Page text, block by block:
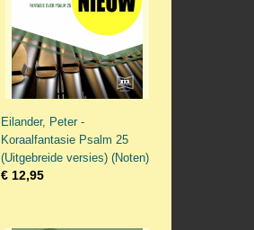
Eilander, Peter -
Koraalfantasie Psalm 25
(Uitgebreide versies) (Noten)
€ 12,95